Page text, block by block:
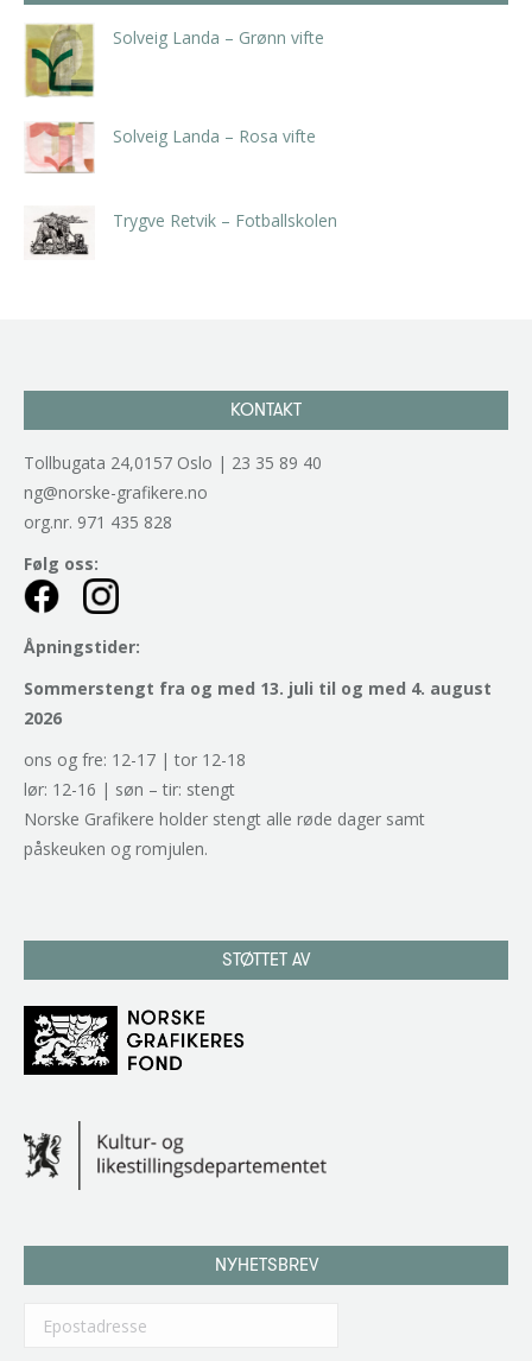
Solveig Landa – Grønn vifte
Solveig Landa – Rosa vifte
Trygve Retvik – Fotballskolen
KONTAKT
Tollbugata 24,0157 Oslo | 23 35 89 40
ng@norske-grafikere.no
org.nr. 971 435 828
Følg oss:
Åpningstider:
Sommerstengt fra og med 13. juli til og med 4. august
2026
ons og fre: 12-17 | tor 12-18
lør: 12-16 | søn – tir: stengt
Norske Grafikere holder stengt alle røde dager samt
påskeuken og romjulen.
STØTTET AV
NYHETSBREV